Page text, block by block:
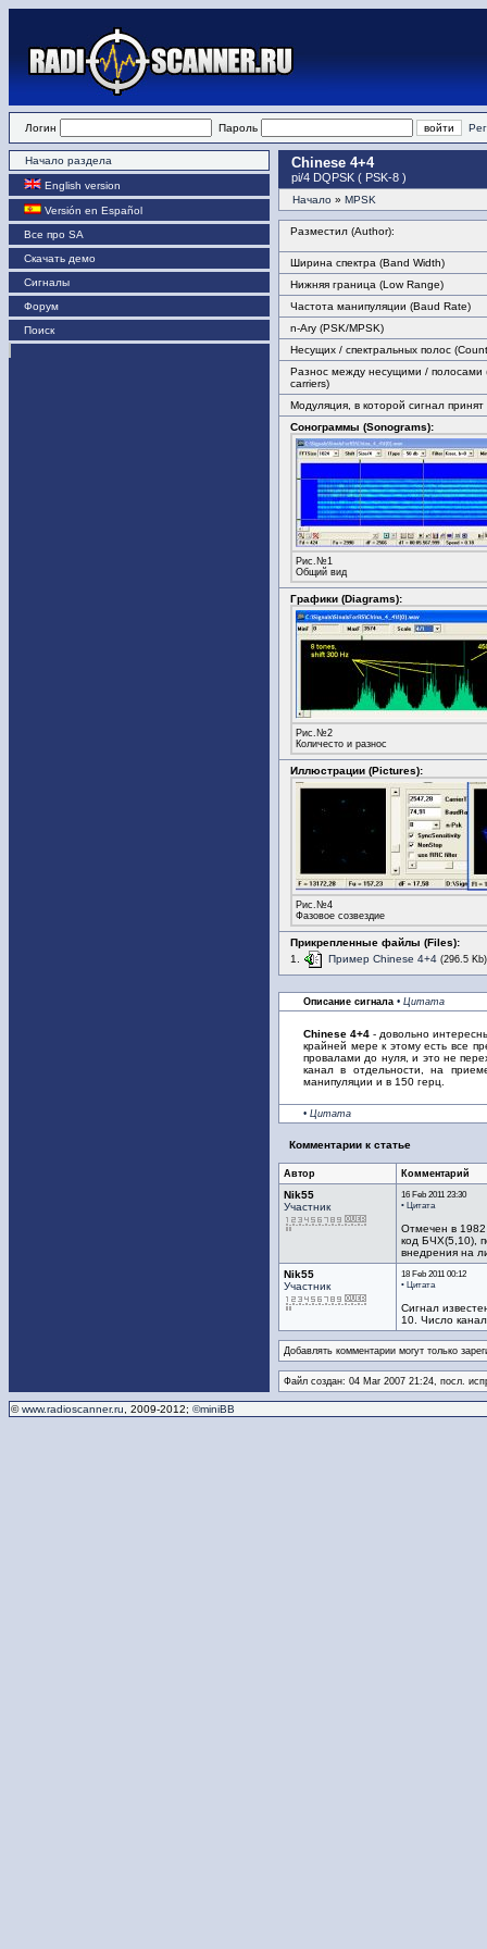
Логин Пароль
Начало раздела
English version
Versión en Español
Все про SA
Скачать демо
Сигналы
Форум
Поиск
Chinese 4+4
pi/4 DQPSK ( PSK-8 )
Начало » MPSK
Разместил (Author):
Ширина спектра (Band Width)
Нижняя граница (Low Range)
Частота манипуляции (Baud Rate)
n-Ary (PSK/MPSK)
Несущих / спектральных полос
Разнос между несущими / полосами
carriers)
Модуляция, в которой сигнал принят
Сонограммы (Sonograms):
Рис.№1
Общий вид
Графики (Diagrams):
Рис.№2
Количесто и разнос
Иллюстрации (Pictures):
Рис.№4
Фазовое созвездие
Прикрепленные файлы (Files):
1.
Пример Chinese 4+4 (296.5 Kb)
Описание сигнала • Цитата
Chinese 4+4 - довольно
крайней мере к этому есть все
провалами до нуля, и это не
канал в отдельности, на
манипуляции и в 150 герц.
• Цитата
Комментарии к статье
Автор Комментарий
Nik55
Участник
16 Feb 2011 23:30
• Цитата
Отмечен в
код БЧХ(5,10),
внедрения на
Nik55
Участник
18 Feb 2011 00:12
• Цитата
Сигнал
10. Число
Добавлять комментарии могут только
Файл создан: 04 Mar 2007 21:24, посл.
©www.radioscanner.ru , 2009-2012; ©miniBB